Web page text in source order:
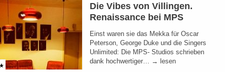
Die Vibes von Villingen.
Renaissance bei MPS
Einst waren sie das Mekka für Oscar
Peterson, George Duke und die Singers
Unlimited: Die MPS- Studios schrieben
dank hochwertiger… → lesen